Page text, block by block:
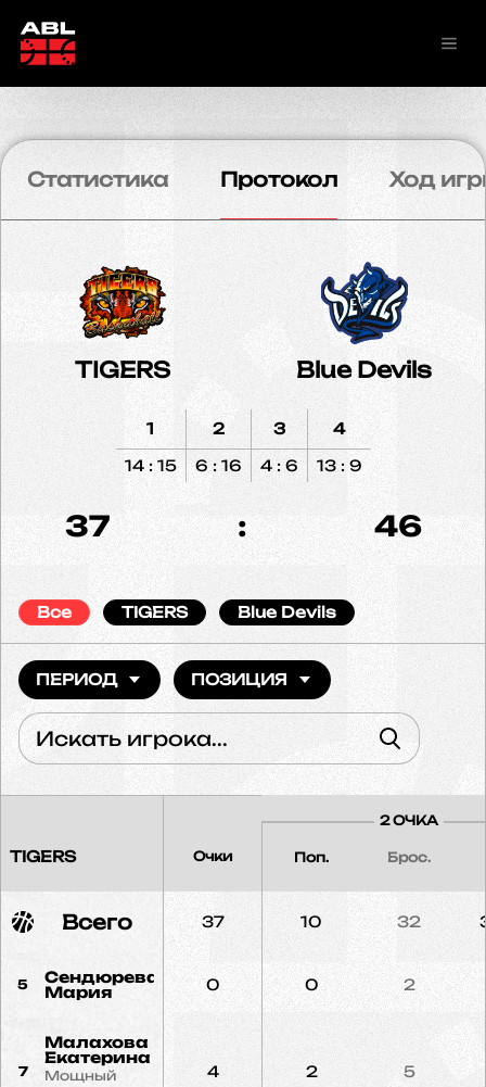
Статистика Протокол Ход
TIGERS Blue Devils
1
14 : 15
2
6 : 16
3
4 : 6
4
13 : 9
37 : 46
Все TIGERS Blue Devils
ПЕРИОД ПОЗИЦИЯ
TIGERS Очки
2 ОЧКА
Поп. Брос.
Всего 37 10 32
5
Сендюрева
Мария
0 0 2
7
Малахова
Екатерина
Мощный
4 2 5